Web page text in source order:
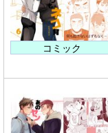
コミック